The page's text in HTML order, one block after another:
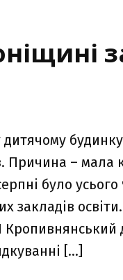
Причина – мала
було
закладів
[…]